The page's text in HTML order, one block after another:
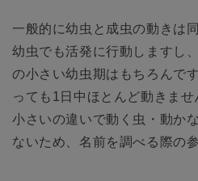
一般的に幼虫と成虫の動きは
幼虫でも活発に行動しますし
の小さい幼虫期はもちろんで
っても1日中ほとんど動きませ
小さいの違いで動く虫・動か
ないため、名前を調べる際の